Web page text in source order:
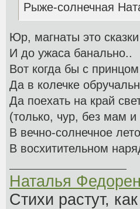
Рыже-солнечная
Юр, магнаты это сказки
И до ужаса банально..
Вот когда бы с
Да в колечке
Да поехать на край
(только, чур, без мам
В вечно-солнечное лето
В восхитительном
Наталья
Стихи растут,